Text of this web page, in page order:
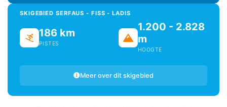
SKIGEBIED SERFAUS - FISS - LADIS
186 km
PISTES
1.200 - 2.828
m
HOOGTE
Meer over dit skigebied